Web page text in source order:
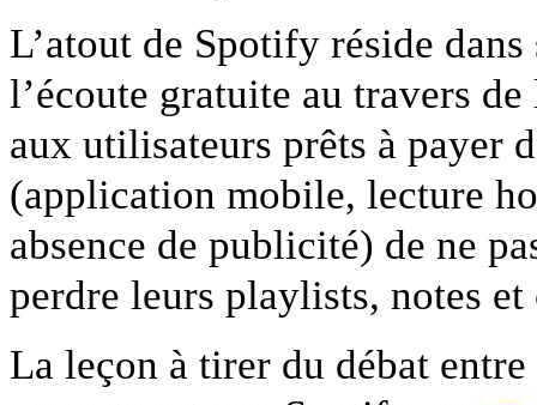
L’atout de Spotify réside
l’écoute gratuite au travers
aux utilisateurs prêts à payer
(application mobile, lecture
absence de publicité) de ne
perdre leurs playlists, notes et
La leçon à tirer du débat